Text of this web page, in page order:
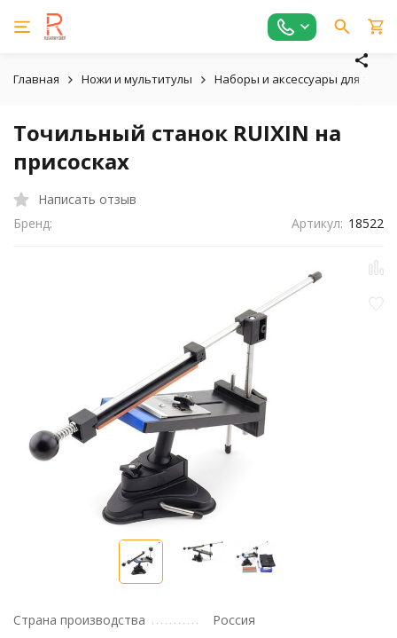
Главная Ножи и мультитулы Наборы и аксессуары для
Точильный станок RUIXIN на
присосках
Написать отзыв
Бренд:
Артикул: 18522
Страна производства
Россия